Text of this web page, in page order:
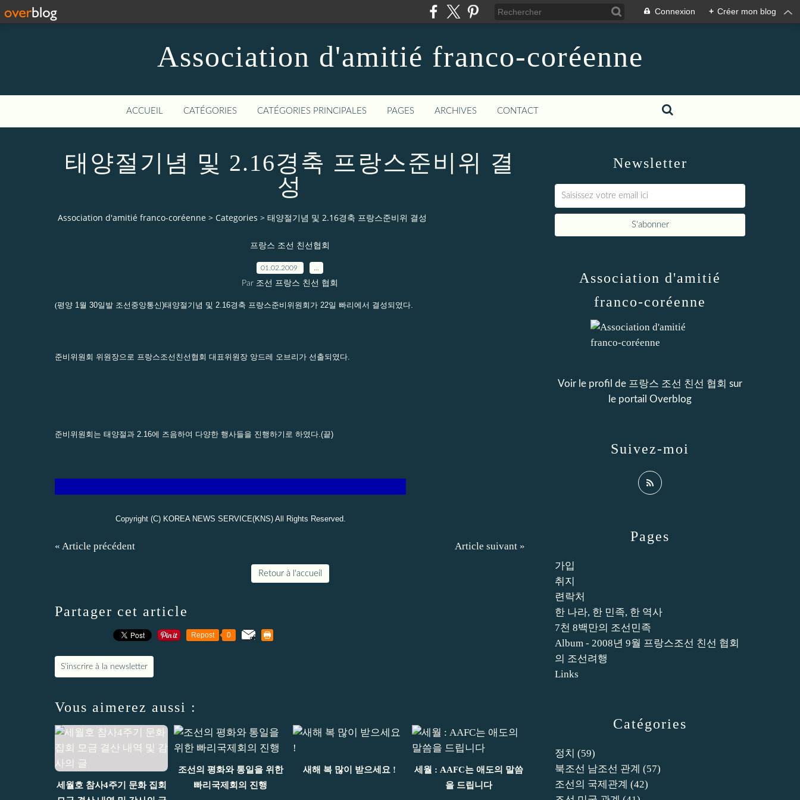
Connexion + Créer mon blog
Association d'amitié franco-coréenne
ACCUEIL CATÉGORIES CATÉGORIES PRINCIPALES PAGES ARCHIVES CONTACT
태양절기념 및 2.16경축 프랑스준비위 결
성
Association d'amitié franco-coréenne > Categories > 태양절기념 및 2.16경축 프랑스준비위 결성
프랑스 조선 친선협회
01.02.2009
Par 조선 프랑스 친선 협회
(평양 1월 30일발 조선중앙통신)태양절기념 및 2.16경축 프랑스준비위원회가 22일 빠리에서 결성되였다.
준비위원회 위원장으로 프랑스조선친선협회 대표위원장 앙드레 오브리가 선출되였다.
준비위원회는 태양절과 2.16에 즈음하여 다양한 행사들을 진행하기로 하였다.(끝)
Copyright (C) KOREA NEWS SERVICE(KNS) All Rights Reserved.
« Article précédent Article suivant »
Retour à l'accueil
Partager cet article
Repost 0
S'inscrire à la newsletter
Vous aimerez aussi :
세월호 참사4주기 문화 집회
조선의 평화와 통일을 위한
빠리국제회의 진행
새해 복 많이 받으세요 !
세월 : AAFC는 애도의 말씀
을 드립니다
Newsletter
Catégories
정치 (59)
북조선 남조선 관계 (57)
조선의 국제관계 (42)
Pages
가입
취지
련락처
한 나라, 한 민족, 한 역사
7천 8백만의 조선민족
Album - 2008년 9월 프랑스조선 친선 협회
의 조선려행
Links
Association d'amitié
franco-coréenne
Voir le profil de 프랑스 조선 친선 협회 sur
le portail Overblog
Suivez-moi